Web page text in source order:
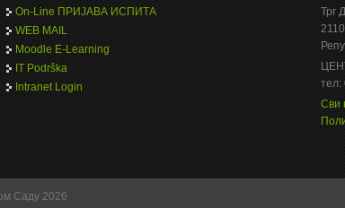
On-Line ПРИЈАВА ИСПИТА
WEB MAIL
Moodle E-Learning
IT Podrška
Intranet Login
Трг
тел:
Сви
Саду 2026